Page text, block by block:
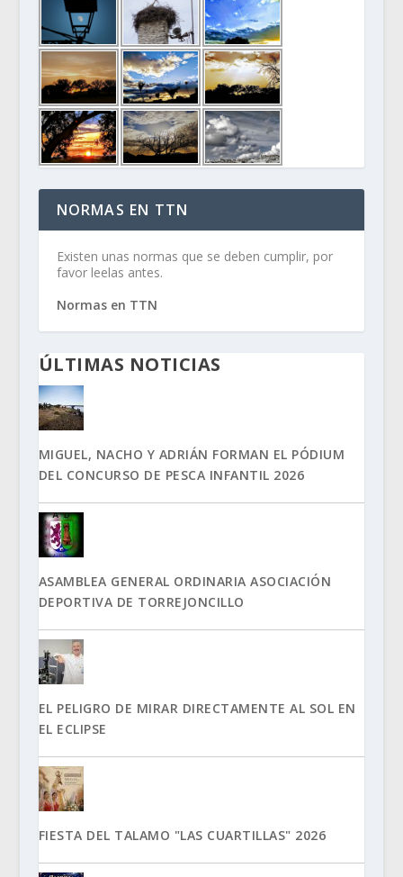
NORMAS EN TTN
Existen unas normas que se deben cumplir, por
favor leelas antes.
Normas en TTN
ÚLTIMAS NOTICIAS
MIGUEL, NACHO Y ADRIÁN FORMAN EL PÓDIUM
DEL CONCURSO DE PESCA INFANTIL 2026
ASAMBLEA GENERAL ORDINARIA ASOCIACIÓN
DEPORTIVA DE TORREJONCILLO
EL PELIGRO DE MIRAR DIRECTAMENTE AL SOL EN
EL ECLIPSE
FIESTA DEL TALAMO "LAS CUARTILLAS" 2026